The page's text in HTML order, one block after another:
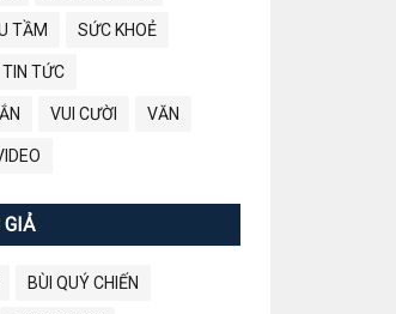
TẦM SỨC KHOẺ
TIN TỨC
VUI CƯỜI VĂN
GIẢ
BÙI QUÝ CHIẾN